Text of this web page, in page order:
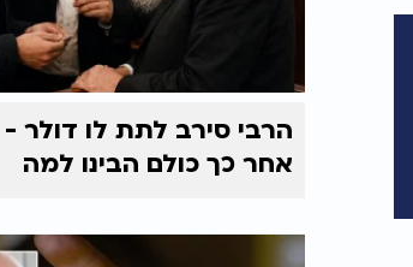
אחר כך כולם הבינו למה